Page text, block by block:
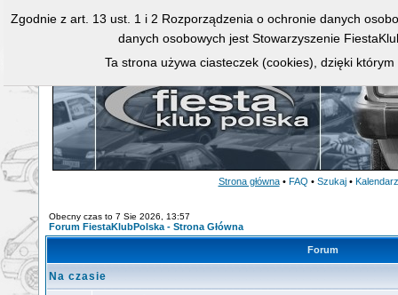
Strona główna • FAQ • Szukaj • Kalendarz
Obecny czas to 7 Sie 2026, 13:57
Forum FiestaKlubPolska - Strona Główna
Forum
Na czasie
Zgodnie z art. 13 ust. 1 i 2 Rozporządzenia o ochronie danych
danych osobowych jest Stowarzyszenie
Ta strona używa ciasteczek (cookies), dzięki